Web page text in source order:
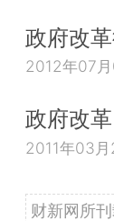
政府改
2012年07
政府改
2011年03月
财新网所